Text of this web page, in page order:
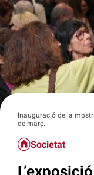
Inauguració de la
de març.
Societat